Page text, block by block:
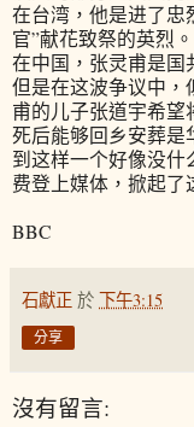
在台湾，他是进了忠
官”献花致祭的英烈。
在中国，张灵甫是国
但是在这波争议中，
甫的儿子张道宇希望
死后能够回乡安葬是
到这样一个好像没
费登上媒体，掀起了
BBC
石獻正 於 下午3:15
分享
沒有留言: